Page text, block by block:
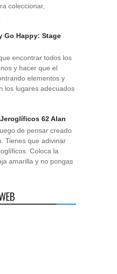
coleccionar,
Go Happy: Stage
encontrar todos los
y hacer que el
elementos y
los lugares adecuados
62 Alan
de pensar creado
Tienes que adivinar
Coloca la
amarilla y no pongas